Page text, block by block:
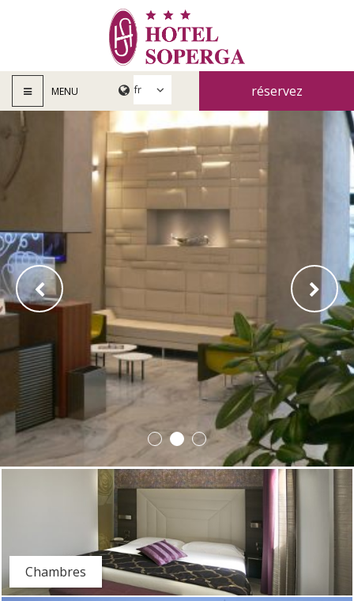
MENU réservez
Chambres